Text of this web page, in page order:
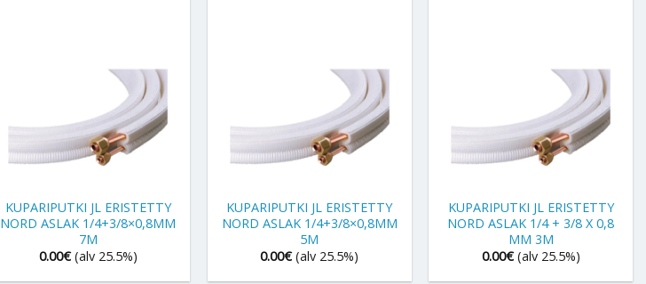
KUPARIPUTKI JL ERISTETTY
NORD ASLAK 1/4+3/8×0,8MM
7M
0.00€ (alv 25.5%)
KUPARIPUTKI JL ERISTETTY
NORD ASLAK 1/4+3/8×0,8MM
5M
0.00€ (alv 25.5%)
KUPARIPUTKI JL ERISTETTY
NORD ASLAK 1/4 + 3/8 X 0,8
MM 3M
0.00€ (alv 25.5%)